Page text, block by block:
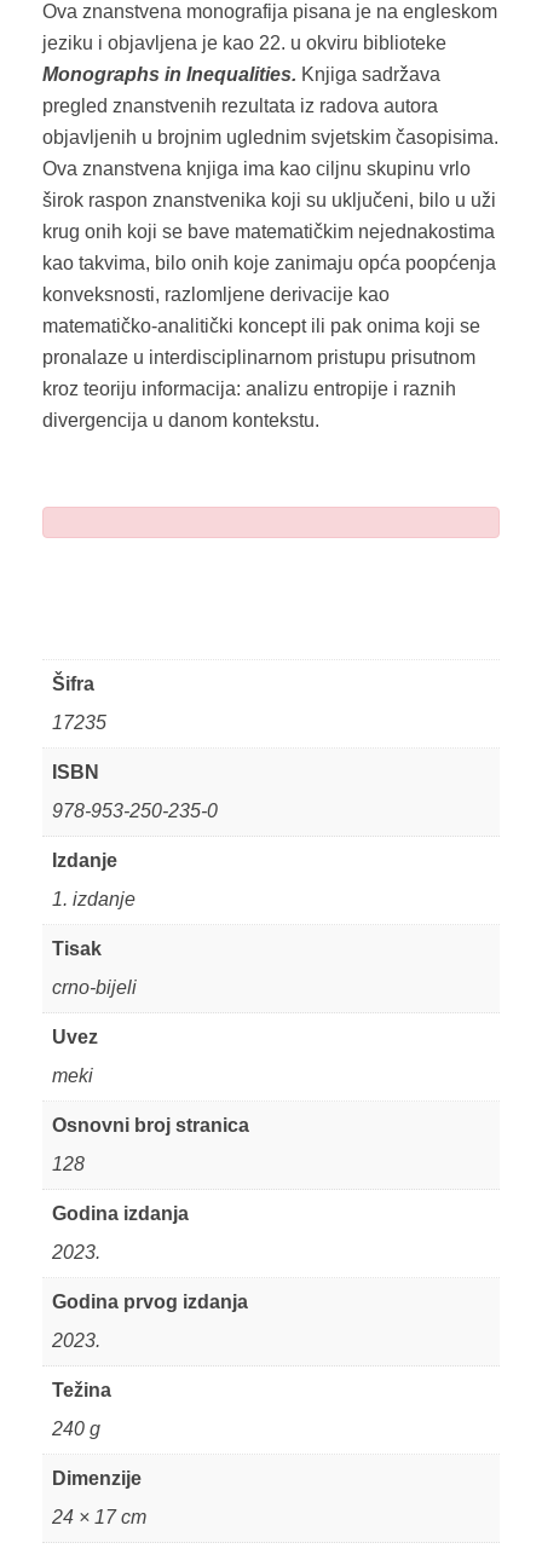
Ova znanstvena monografija pisana je na engleskom
jeziku i objavljena je kao 22. u okviru biblioteke
Monographs in Inequalities. Knjiga sadržava
pregled znanstvenih rezultata iz radova autora
objavljenih u brojnim uglednim svjetskim časopisima.
Ova znanstvena knjiga ima kao ciljnu skupinu vrlo
širok raspon znanstvenika koji su uključeni, bilo u uži
krug onih koji se bave matematičkim nejednakostima
kao takvima, bilo onih koje zanimaju opća poopćenja
konveksnosti, razlomljene derivacije kao
matematičko-analitički koncept ili pak onima koji se
pronalaze u interdisciplinarnom pristupu prisutnom
kroz teoriju informacija: analizu entropije i raznih
divergencija u danom kontekstu.
Šifra
17235
ISBN
978-953-250-235-0
Izdanje
1. izdanje
Tisak
crno-bijeli
Uvez
meki
Osnovni broj stranica
128
Godina izdanja
2023.
Godina prvog izdanja
2023.
Težina
240 g
Dimenzije
24 × 17 cm